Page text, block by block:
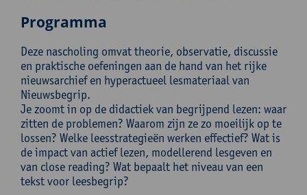
Programma
Deze nascholing omvat theorie, observatie, discussie
en praktische oefeningen aan de hand van het rijke
nieuwsarchief en hyperactueel lesmateriaal van
Nieuwsbegrip.
Je zoomt in op de didactiek van begrijpend lezen: waar
zitten de problemen? Waarom zijn ze zo moeilijk op te
lossen? Welke leesstrategieën werken effectief? Wat is
de impact van actief lezen, modellerend lesgeven en
van close reading? Wat bepaalt het niveau van een
tekst voor leesbegrip?